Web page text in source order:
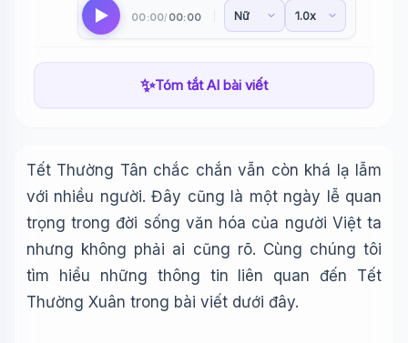
00:00/ 00:00
✨Tóm tắt AI bài viết
Tết Thường Tân chắc chắn vẫn còn khá lạ lẫm
với nhiều người. Đây cũng là một ngày lễ quan
trọng trong đời sống văn hóa của người Việt ta
nhưng không phải ai cũng rõ. Cùng chúng tôi
tìm hiểu những thông tin liên quan đến Tết
Thường Xuân trong bài viết dưới đây.